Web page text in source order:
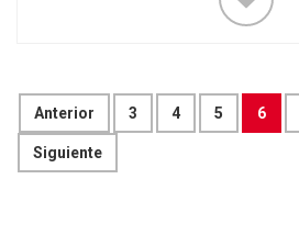
Anterior 3 4 5 6
Siguiente